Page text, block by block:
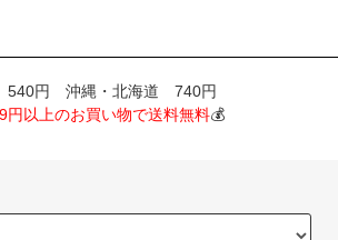
円 沖縄・北海道 740円
円以上のお買い物で送料無料💰